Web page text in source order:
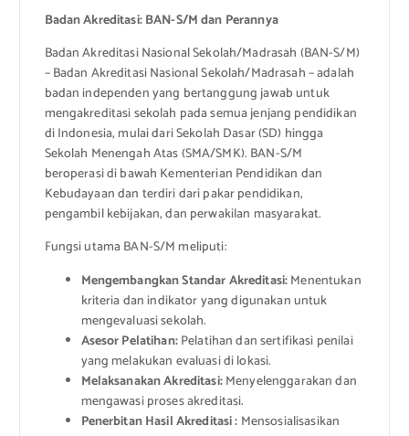
Badan Akreditasi: BAN-S/M dan Perannya
Badan Akreditasi Nasional Sekolah/Madrasah (BAN-S/M)
– Badan Akreditasi Nasional Sekolah/Madrasah – adalah
badan independen yang bertanggung jawab untuk
mengakreditasi sekolah pada semua jenjang pendidikan
di Indonesia, mulai dari Sekolah Dasar (SD) hingga
Sekolah Menengah Atas (SMA/SMK). BAN-S/M
beroperasi di bawah Kementerian Pendidikan dan
Kebudayaan dan terdiri dari pakar pendidikan,
pengambil kebijakan, dan perwakilan masyarakat.
Fungsi utama BAN-S/M meliputi:
Mengembangkan Standar Akreditasi:Menentukan
kriteria dan indikator yang digunakan untuk
mengevaluasi sekolah.
Asesor Pelatihan:Pelatihan dan sertifikasi penilai
yang melakukan evaluasi di lokasi.
Melaksanakan Akreditasi:Menyelenggarakan dan
mengawasi proses akreditasi.
Penerbitan Hasil Akreditasi : Mensosialisasikan